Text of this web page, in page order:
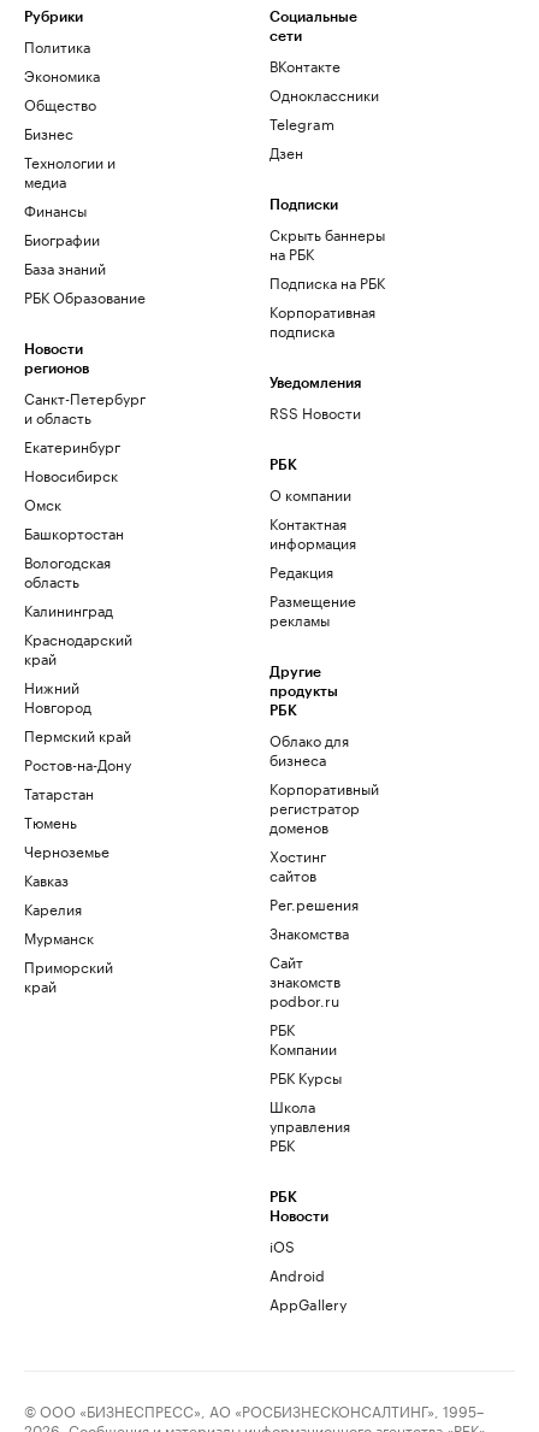
Рубрики
Политика
Экономика
Общество
Бизнес
Технологии и
медиа
Финансы
Биографии
База знаний
РБК Образование
Новости
регионов
Санкт-Петербург
и область
Екатеринбург
Новосибирск
Омск
Башкортостан
Вологодская
область
Калининград
Краснодарский
край
Нижний
Новгород
Пермский край
Ростов-на-Дону
Татарстан
Тюмень
Черноземье
Кавказ
Карелия
Мурманск
Приморский
край
Социальные
сети
ВКонтакте
Одноклассники
Telegram
Дзен
Подписки
Скрыть баннеры
на РБК
Подписка на РБК
Корпоративная
подписка
Уведомления
RSS Новости
РБК
О компании
Контактная
информация
Редакция
Размещение
рекламы
Другие
продукты
РБК
Облако для
бизнеса
Корпоративный
регистратор
доменов
Хостинг
сайтов
Рег.решения
Знакомства
Сайт
знакомств
podbor.ru
РБК
Компании
РБК Курсы
Школа
управления
РБК
РБК
Новости
iOS
Android
AppGallery
© ООО «БИЗНЕСПРЕСС», АО «РОСБИЗНЕСКОНСАЛТИНГ», 1995–